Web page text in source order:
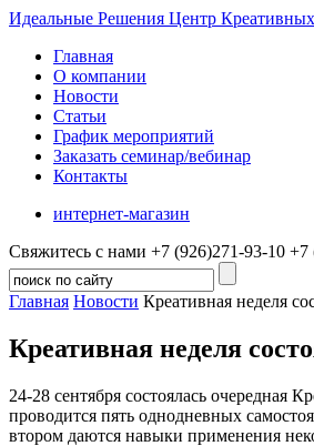
Идеальные Решения Центр
Главная
О компании
Новости
Статьи
График мероприятий
Заказать семинар/вебинар
Контакты
интернет-магазин
Свяжитесь с нами +7 (926)271-93-10 +7
Главная Новости Креативная неделя
Креативная неделя
24-28 сентября состоялась очередная
проводится пять однодневных
втором даются навыки применения